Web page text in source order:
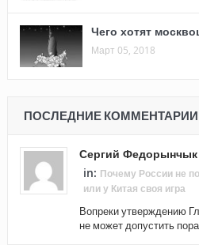
Чего хотят
Март 05, 2018
ПОСЛЕДНИЕ КОММЕНТАРИИ
Сергий Федорынчык
in: Почему России не
или у Китая своя игра
Вопреки утверждению
не может допустить